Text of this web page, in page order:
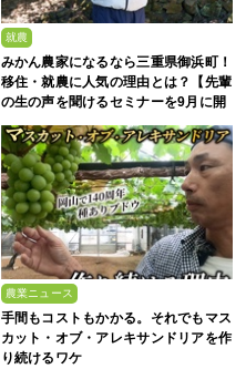
就農
みかん農家になるなら三重県御浜町！
移住・就農に人気の理由とは？【先輩
の生の声を聞けるセミナーを9月に開
農業ニュース
手間もコストもかかる。それでもマス
カット・オブ・アレキサンドリアを作
り続けるワケ